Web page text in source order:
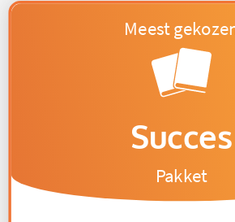
Succes
Pakket